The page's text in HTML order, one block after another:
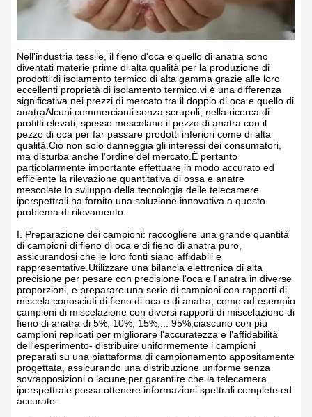
Nell'industria tessile, il fieno d'oca e quello di anatra sono
diventati materie prime di alta qualità per la produzione di
prodotti di isolamento termico di alta gamma grazie alle loro
eccellenti proprietà di isolamento termico.vi è una differenza
significativa nei prezzi di mercato tra il doppio di oca e quello di
anatraAlcuni commercianti senza scrupoli, nella ricerca di
profitti elevati, spesso mescolano il pezzo di anatra con il
pezzo di oca per far passare prodotti inferiori come di alta
qualità.Ciò non solo danneggia gli interessi dei consumatori,
ma disturba anche l'ordine del mercato.È pertanto
particolarmente importante effettuare in modo accurato ed
efficiente la rilevazione quantitativa di ossa e anatre
mescolate.lo sviluppo della tecnologia delle telecamere
iperspettrali ha fornito una soluzione innovativa a questo
problema di rilevamento.
I. Preparazione dei campioni: raccogliere una grande quantità
di campioni di fieno di oca e di fieno di anatra puro,
assicurandosi che le loro fonti siano affidabili e
rappresentative.Utilizzare una bilancia elettronica di alta
precisione per pesare con precisione l'oca e l'anatra in diverse
proporzioni, e preparare una serie di campioni con rapporti di
miscela conosciuti di fieno di oca e di anatra, come ad esempio
campioni di miscelazione con diversi rapporti di miscelazione di
fieno di anatra di 5%, 10%, 15%,... 95%,ciascuno con più
campioni replicati per migliorare l'accuratezza e l'affidabilità
dell'esperimento- distribuire uniformemente i campioni
preparati su una piattaforma di campionamento appositamente
progettata, assicurando una distribuzione uniforme senza
sovrapposizioni o lacune,per garantire che la telecamera
iperspettrale possa ottenere informazioni spettrali complete ed
accurate.